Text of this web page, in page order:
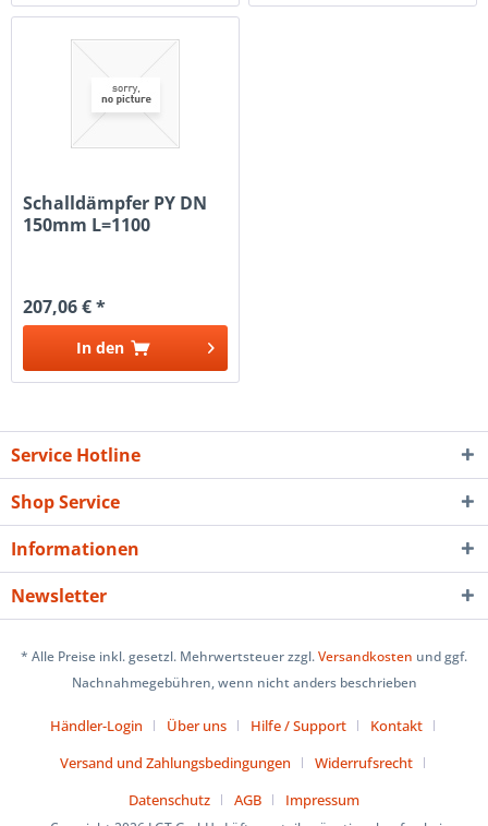
Schalldämpfer PY DN
150mm L=1100
207,06 € *
In den
Service Hotline
Shop Service
Informationen
Newsletter
* Alle Preise inkl. gesetzl. Mehrwertsteuer zzgl.Versandkosten und ggf.
Nachnahmegebühren, wenn nicht anders beschrieben
Händler-Login Über uns Hilfe / Support
Kontakt
Versand und Zahlungsbedingungen
Widerrufsrecht
Datenschutz
AGB Impressum